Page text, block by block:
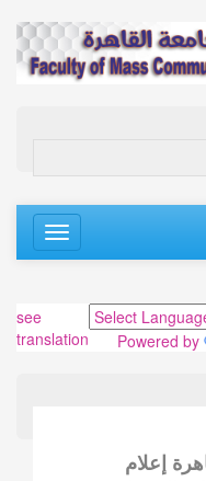
Toggle
navigation
see
translation
Powered by
إعلام